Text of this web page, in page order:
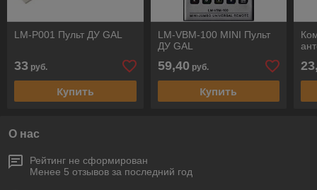
LM-P001 Пульт ДУ GAL
33 руб.
Купить
LM-VBМ-100 MINI Пульт
ДУ GAL
59,40 руб.
Купить
О нас
Рейтинг не сформирован
Менее 5 отзывов за последний год